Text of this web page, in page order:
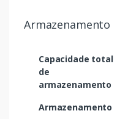
Armazenamento
Capacidade total
de
armazenamento
Armazenamento